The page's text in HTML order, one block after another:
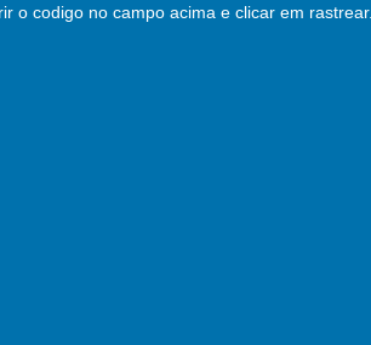
o codigo no campo acima e clicar em rastrear.